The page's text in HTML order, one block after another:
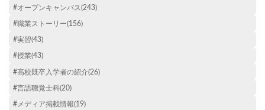
#オープンキャンパス(243)
#職業ストーリー(156)
#実習(43)
#授業(43)
#高校既卒入学者の紹介(26)
#言語聴覚士科(20)
#メディア掲載情報(19)